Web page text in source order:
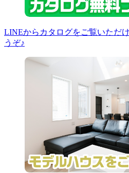
LINEからカタログをご覧いただ
うぞ♪